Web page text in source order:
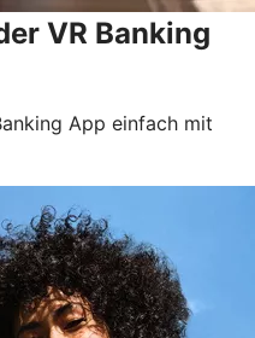
VR Banking
App einfach mit